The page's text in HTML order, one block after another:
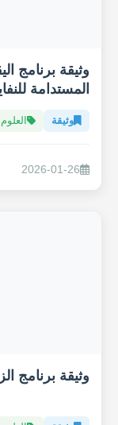
وثيقة برنامج
المستدامة
وثيقة العلوم
2026-01-26
وثيقة برنامج